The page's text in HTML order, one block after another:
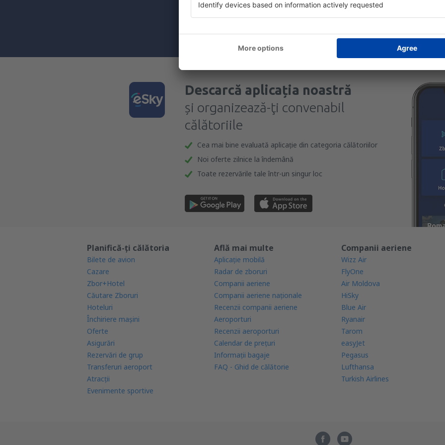
furnizat-o.
Prin bifarea căsuței de mai sus, furnizarea adresei de e-mail și apăsarea butonului
Descarcă aplicația noastră
și organizează-ţi convenabil
călătoriile
Cea mai bine evaluată aplicație din categoria călătoriilor
Noi oferte zilnice la îndemână
Toate rezervările tale într-un singur loc
Planifică-ți călătoria
Bilete de avion
Cazare
Zbor+Hotel
Căutare Zboruri
Hoteluri
Închiriere mașini
Oferte
Asigurări
Rezervări de grup
Transferuri aeroport
Atracţii
Evenimente sportive
Află mai multe
Aplicație mobilă
Radar de zboruri
Companii aeriene
Companii aeriene naţionale
Recenzii companii aeriene
Aeroporturi
Recenzii aeroporturi
Calendar de prețuri
Informații bagaje
FAQ - Ghid de călătorie
Companii aeriene
Wizz Air
FlyOne
Air Moldova
HiSky
Blue Air
Ryanair
Tarom
easyJet
Pegasus
Lufthansa
Turkish Airlines